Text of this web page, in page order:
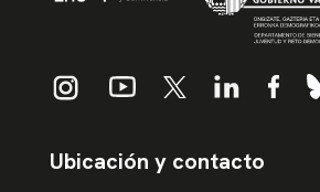
Ubicación y contacto